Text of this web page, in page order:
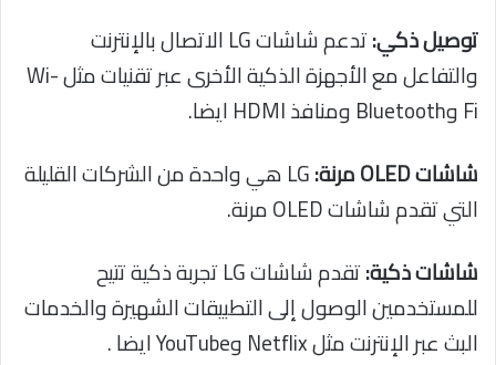
توصيل ذكي:
تدعم شاشات LG الاتصال بالإنترنت
والتفاعل مع الأجهزة الذكية الأخرى عبر تقنيات مثل Wi-
Fi وBluetooth ومنافذ HDMI ايضا.
شاشات OLED مرنة:
LG هي واحدة من الشركات القليلة
التي تقدم شاشات OLED مرنة.
شاشات ذكية:
تقدم شاشات LG تجربة ذكية تتيح
للمستخدمين الوصول إلى التطبيقات الشهيرة والخدمات
البث عبر الإنترنت مثل Netflix وYouTube ايضا .